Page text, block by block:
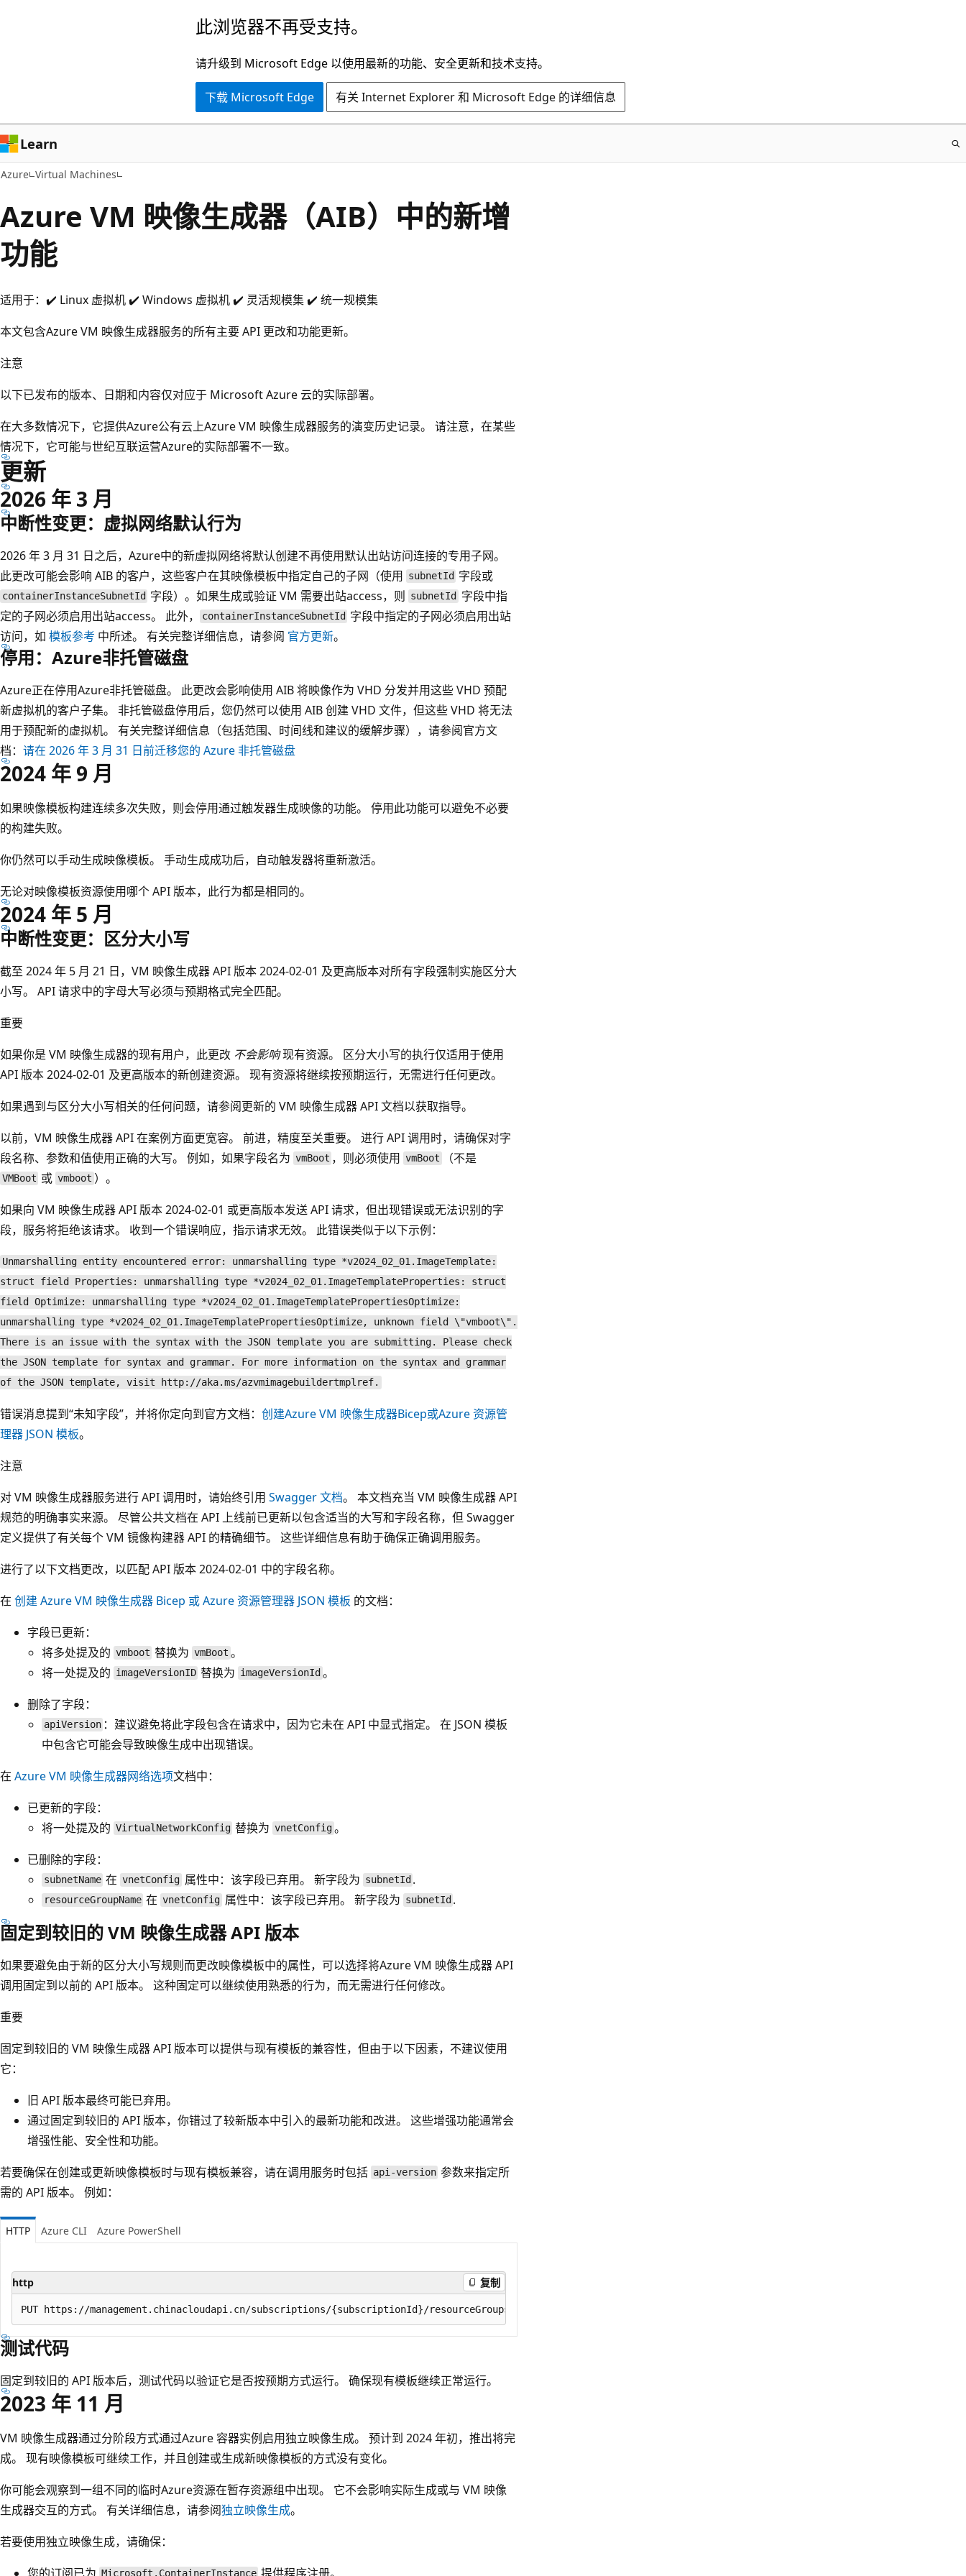
容
此浏览器不再受支持。
请升级到 Microsoft Edge 以使用最新的功能、安全更新和技术支持。
下载 Microsoft Edge 有关 Internet Explorer 和 Microsoft Edge 的详细信息
Learn
Azure Virtual Machines
Azure VM 映像生成器（AIB）中的新增
功能
适用于：✔️ Linux 虚拟机 ✔️ Windows 虚拟机 ✔️ 灵活规模集 ✔️ 统一规模集
本文包含Azure VM 映像生成器服务的所有主要 API 更改和功能更新。
注意
以下已发布的版本、日期和内容仅对应于 Microsoft Azure 云的实际部署。
在大多数情况下，它提供Azure公有云上Azure VM 映像生成器服务的演变历史记录。 请注意，在某些
情况下，它可能与世纪互联运营Azure的实际部署不一致。
更新
2026 年 3 月
中断性变更：虚拟网络默认行为
2026 年 3 月 31 日之后，Azure中的新虚拟网络将默认创建不再使用默认出站访问连接的专用子网。
此更改可能会影响 AIB 的客户，这些客户在其映像模板中指定自己的子网（使用 subnetId 字段或
containerInstanceSubnetId 字段）。如果生成或验证 VM 需要出站access，则 subnetId
字段中指
定的子网必须启用出站access。 此外，
containerInstanceSubnetId 字段中指定的子网必须启用出站
访问，如 模板参考 中所述。 有关完整详细信息，请参阅 官方更新。
停用：Azure非托管磁盘
Azure正在停用Azure非托管磁盘。 此更改会影响使用 AIB 将映像作为 VHD 分发并用这些 VHD 预配
新虚拟机的客户子集。 非托管磁盘停用后，您仍然可以使用 AIB 创建 VHD 文件，但这些 VHD 将无法
用于预配新的虚拟机。 有关完整详细信息（包括范围、时间线和建议的缓解步骤），请参阅官方文
档： 请在 2026 年 3 月 31 日前迁移您的 Azure 非托管磁盘
2024 年 9 月
如果映像模板构建连续多次失败，则会停用通过触发器生成映像的功能。 停用此功能可以避免不必要
的构建失败。
你仍然可以手动生成映像模板。 手动生成成功后，自动触发器将重新激活。
无论对映像模板资源使用哪个 API 版本，此行为都是相同的。
2024 年 5 月
中断性变更：区分大小写
截至 2024 年 5 月 21 日，VM 映像生成器 API 版本 2024-02-01 及更高版本对所有字段强制实施区分大
小写。 API 请求中的字母大写必须与预期格式完全匹配。
重要
如果你是 VM 映像生成器的现有用户，此更改 不会影响现有资源。 区分大小写的执行仅适用于使用
API 版本 2024-02-01 及更高版本的新创建资源。 现有资源将继续按预期运行，无需进行任何更改。
如果遇到与区分大小写相关的任何问题，请参阅更新的 VM 映像生成器 API 文档以获取指导。
以前，VM 映像生成器 API 在案例方面更宽容。 前进，精度至关重要。 进行 API 调用时，请确保对字
段名称、参数和值使用正确的大写。 例如，如果字段名为 vmBoot ，则必须使用 vmBoot （不是
VMBoot 或 vmboot ）。
如果向 VM 映像生成器 API 版本 2024-02-01 或更高版本发送 API 请求，但出现错误或无法识别的字
段，服务将拒绝该请求。 收到一个错误响应，指示请求无效。 此错误类似于以下示例：
Unmarshalling entity encountered error: unmarshalling type *v2024_02_01.ImageTemplate:
struct field Properties: unmarshalling type *v2024_02_01.ImageTemplateProperties: struct
field Optimize: unmarshalling type *v2024_02_01.ImageTemplatePropertiesOptimize:
unmarshalling type *v2024_02_01.ImageTemplatePropertiesOptimize, unknown field \"vmboot\".
There is an issue with the syntax with the JSON template you are submitting. Please check
the JSON template for syntax and grammar. For more information on the syntax and grammar
of the JSON template, visit http://aka.ms/azvmimagebuildertmplref.
错误消息提到“未知字段”，并将你定向到官方文档： 创建Azure VM 映像生成器Bicep或Azure 资源管
理器 JSON 模板。
注意
对 VM 映像生成器服务进行 API 调用时，请始终引用 Swagger 文档。 本文档充当 VM 映像生成器 API
规范的明确事实来源。 尽管公共文档在 API 上线前已更新以包含适当的大写和字段名称，但 Swagger
定义提供了有关每个 VM 镜像构建器 API 的精确细节。 这些详细信息有助于确保正确调用服务。
进行了以下文档更改，以匹配 API 版本 2024-02-01 中的字段名称。
在 创建 Azure VM 映像生成器 Bicep 或 Azure 资源管理器 JSON 模板 的文档：
字段已更新：
将多处提及的 vmboot 替换为 vmBoot 。
将一处提及的 imageVersionID 替换为 imageVersionId 。
删除了字段：
apiVersion ：建议避免将此字段包含在请求中，因为它未在 API 中显式指定。 在 JSON 模板
中包含它可能会导致映像生成中出现错误。
在 Azure VM 映像生成器网络选项文档中：
已更新的字段：
将一处提及的 VirtualNetworkConfig 替换为 vnetConfig。
已删除的字段：
subnetName 在 vnetConfig 属性中：该字段已弃用。 新字段为 subnetId .
resourceGroupName 在 vnetConfig 属性中：该字段已弃用。 新字段为 subnetId .
固定到较旧的 VM 映像生成器 API 版本
如果要避免由于新的区分大小写规则而更改映像模板中的属性，可以选择将Azure VM 映像生成器 API
调用固定到以前的 API 版本。 这种固定可以继续使用熟悉的行为，而无需进行任何修改。
重要
固定到较旧的 VM 映像生成器 API 版本可以提供与现有模板的兼容性，但由于以下因素，不建议使用
它：
旧 API 版本最终可能已弃用。
通过固定到较旧的 API 版本，你错过了较新版本中引入的最新功能和改进。 这些增强功能通常会
增强性能、安全性和功能。
若要确保在创建或更新映像模板时与现有模板兼容，请在调用服务时包括 api-version 参数来指定所
需的 API 版本。 例如：
HTTP Azure CLI Azure PowerShell
http 复制
测试代码
固定到较旧的 API 版本后，测试代码以验证它是否按预期方式运行。 确保现有模板继续正常运行。
2023 年 11 月
VM 映像生成器通过分阶段方式通过Azure 容器实例启用独立映像生成。 预计到 2024 年初，推出将完
成。 现有映像模板可继续工作，并且创建或生成新映像模板的方式没有变化。
你可能会观察到一组不同的临时Azure资源在暂存资源组中出现。 它不会影响实际生成或与 VM 映像
生成器交互的方式。 有关详细信息，请参阅独立映像生成。
若要使用独立映像生成，请确保：
您的订阅已为 Microsoft.ContainerInstance 提供程序注册。